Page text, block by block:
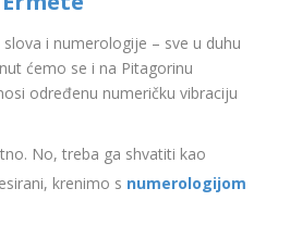
i numerologije – sve u duhu
ćemo se i na Pitagorinu
određenu numeričku vibraciju
No, treba ga shvatiti kao
krenimo s numerologijom